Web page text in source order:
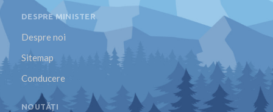
DESPRE MINISTER
Despre noi
Sitemap
Conducere
NOUTĂȚI